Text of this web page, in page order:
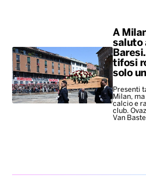
A
saluto
tifosi
solo
Presenti
Milan,
calcio e
club.
Van